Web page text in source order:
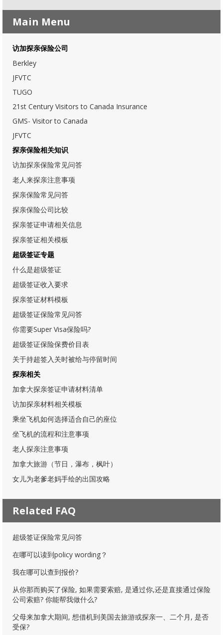
Main Menu
访加探亲保险公司
Berkley
JFVTC
TUGO
21st Century Visitors to Canada Insurance
GMS- Visitor to Canada
JFVTC
探亲保险相关知识
访加探亲保险常见问答
老人来探亲注意事项
探亲保险常见问答
探亲保险公司比较
探亲签证申请相关信息
探亲签证相关模板
超级签证专题
什么是超级签证
超级签证收入要求
探亲签证材料模板
超级签证保险常见问答
你需要Super Visa保险吗?
超级签证保险保费价目表
关于持超签入关时被给与停留时间
探亲相关
加拿大探亲签证申请材料清单
访加探亲材料相关模板
乘坐飞机如何选择适合自己的座位
坐飞机的流程和注意事项
老人探亲注意事项
加拿大旅游（节日，瀑布，枫叶）
女儿为老爹老妈手绘的出国攻略
Related FAQ
超级签证保险常见问答
在哪可以读到policy wording？
我在哪可以查到报价?
从你那而购买了保险, 如果需要索赔, 是通过你,还是直接通过保险
公司索赔? 你能帮我做什么?
父母来加拿大期间, 想借机到美国去旅游或探亲一、二个月, 是否
受保?